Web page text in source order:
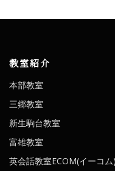
教室紹介
本部教室
三郷教室
新生駒台教室
富雄教室
英会話教室ECOM(イーコム)